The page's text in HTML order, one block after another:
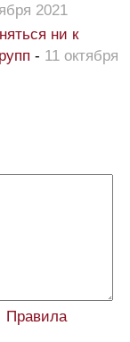
2021
ни к
- 11 октября
Правила